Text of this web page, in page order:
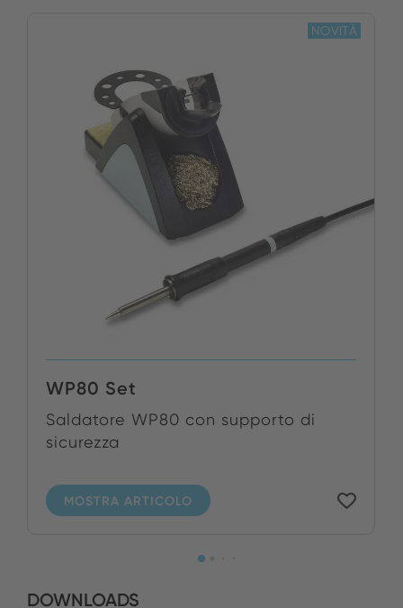
WP80 Set
Saldatore WP80 con supporto di
sicurezza
MOSTRA ARTICOLO
NOVITÀ
DOWNLOADS